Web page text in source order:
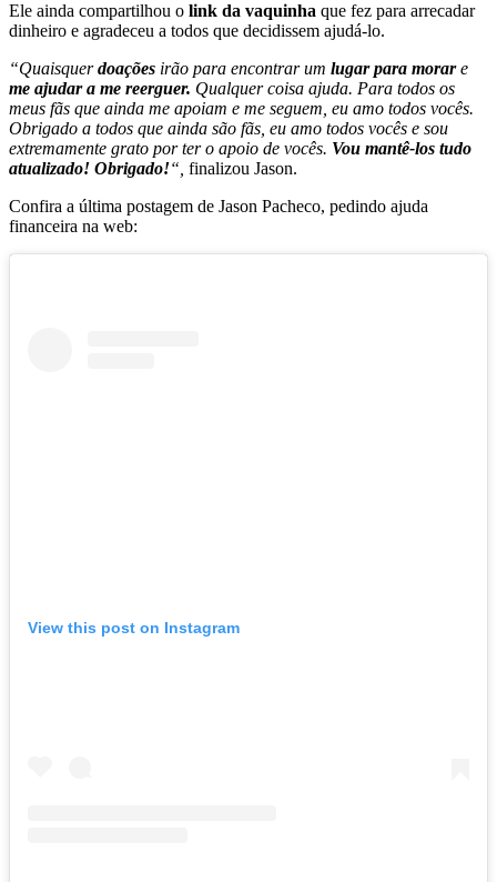
Ele ainda compartilhou o link da vaquinha que fez para arrecadar
dinheiro e agradeceu a todos que decidissem ajudá-lo.
“Quaisquerdoações irão para encontrar um lugar para morare
me ajudar a me reerguer. Qualquer coisa ajuda. Para todos os
meus fãs que ainda me apoiam e me seguem, eu amo todos vocês.
Obrigado a todos que ainda são fãs, eu amo todos vocês e sou
extremamente grato por ter o apoio de vocês. Vou mantê-los tudo
atualizado! Obrigado!“, finalizou Jason.
Confira a última postagem de Jason Pacheco, pedindo ajuda
financeira na web:
View this post on Instagram